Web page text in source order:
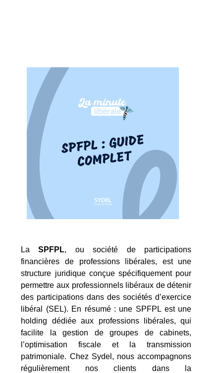
LaSPFPL, ou société de participations
financières de professions libérales, est une
structure juridique conçue spécifiquement pour
permettre aux professionnels libéraux de détenir
des participations dans des sociétés d’exercice
libéral (SEL). En résumé : une SPFPL est une
holding dédiée aux professions libérales, qui
facilite la gestion de groupes de cabinets,
l’optimisation fiscale et la transmission
patrimoniale. Chez Sydel, nous accompagnons
régulièrement nos clients dans la